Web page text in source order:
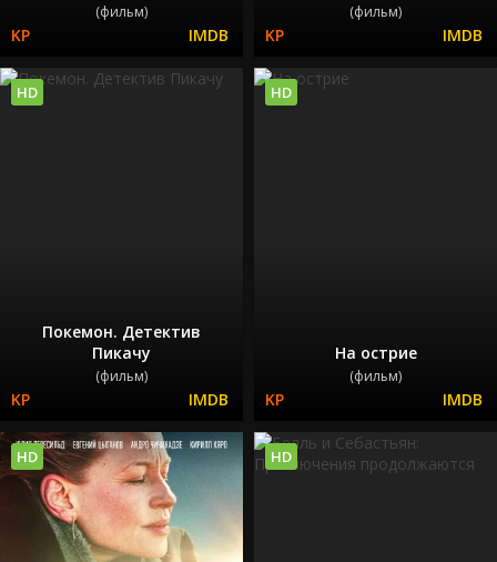
(фильм) (фильм)
Покемон. Детектив
Пикачу
(фильм)
HD
На острие
(фильм)
HD
HD HD